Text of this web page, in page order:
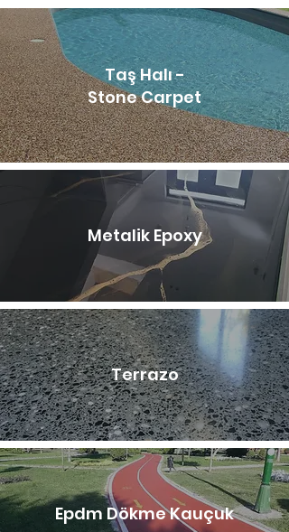
Taş Halı -
Stone Carpet
Metalik Epoxy
Terrazo
Epdm Dökme Kauçuk